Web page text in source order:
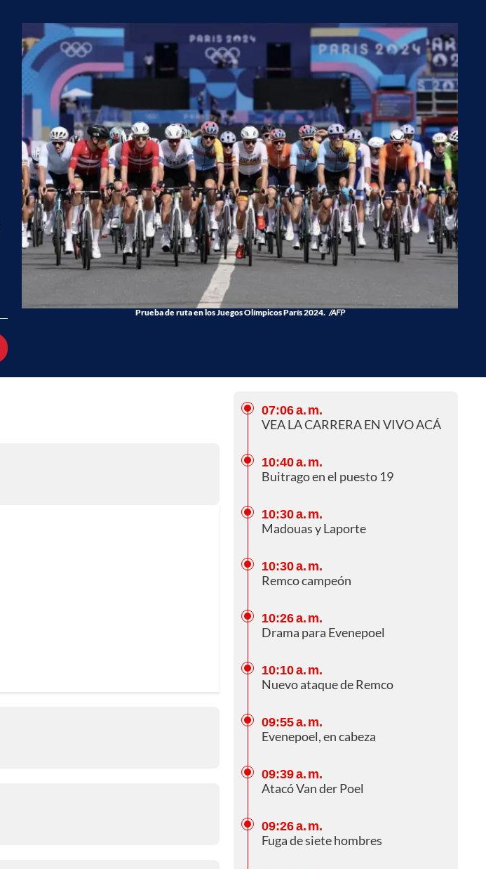
Prueba de ruta en los Juegos Olímpicos París 2024. /AFP
07:06 a. m.
VEA LA CARRERA EN VIVO ACÁ
10:40 a. m.
Buitrago en el puesto 19
10:30 a. m.
Madouas y Laporte
10:30 a. m.
Remco campeón
10:26 a. m.
Drama para Evenepoel
10:10 a. m.
Nuevo ataque de Remco
09:55 a. m.
Evenepoel, en cabeza
09:39 a. m.
Atacó Van der Poel
09:26 a. m.
Fuga de siete hombres